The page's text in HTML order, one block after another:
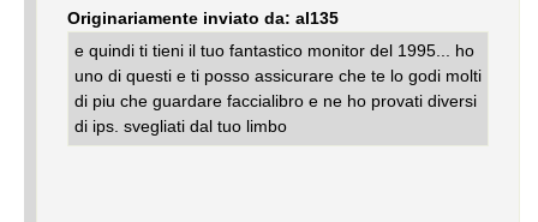
Originariamente inviato da: al135
e quindi ti tieni il tuo fantastico monitor del 1995... ho
uno di questi e ti posso assicurare che te lo godi molti
di piu che guardare faccialibro e ne ho provati diversi
di ips. svegliati dal tuo limbo